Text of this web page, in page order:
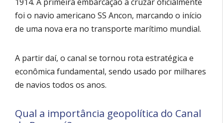
foi o navio americano SS Ancon, marcando o início
de uma nova era no transporte marítimo mundial.
A partir daí, o canal se tornou rota estratégica e
econômica fundamental, sendo usado por milhares
de navios todos os anos.
Qual a importância geopolítica do Canal